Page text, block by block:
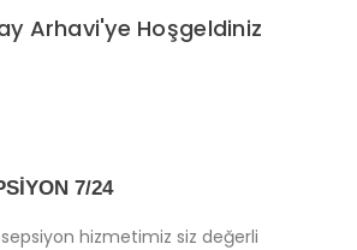
Arhavi'ye Hoşgeldiniz
7/24
hizmetimiz siz değerli